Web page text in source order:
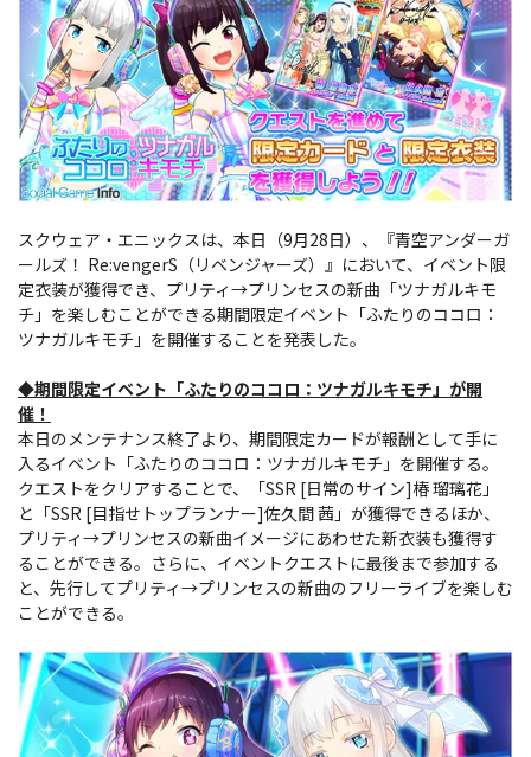
スクウェア・エニックスは、本日（9月28日）、『青空アンダーガ
ールズ！ Re:vengerS（リベンジャーズ）』において、イベント限
定衣装が獲得でき、プリティ→プリンセスの新曲「ツナガルキモ
チ」を楽しむことができる期間限定イベント「ふたりのココロ：
ツナガルキモチ」を開催することを発表した。
◆期間限定イベント「ふたりのココロ：ツナガルキモチ」が開
催！
本日のメンテナンス終了より、期間限定カードが報酬として手に
入るイベント「ふたりのココロ：ツナガルキモチ」を開催する。
クエストをクリアすることで、「SSR [日常のサイン]椿 瑠璃花」
と「SSR [目指せトップランナー]佐久間 茜」が獲得できるほか、
プリティ→プリンセスの新曲イメージにあわせた新衣装も獲得す
ることができる。さらに、イベントクエストに最後まで参加する
と、先行してプリティ→プリンセスの新曲のフリーライブを楽しむ
ことができる。